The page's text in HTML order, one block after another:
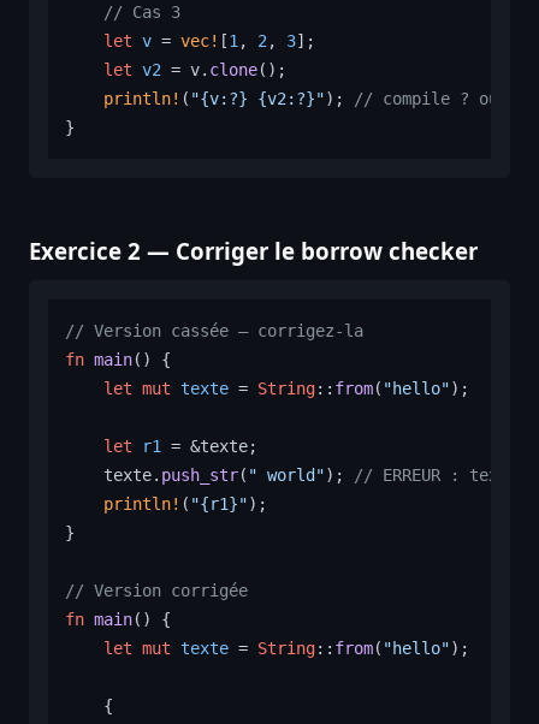
// Cas 3
let v = vec! [1 , 2 , 3];
let v2 = v. clone();
println! ( "{v:?} {v2:?}");
// compile ? oui —
Exercice 2 — Corriger le borrow checker
// Version cassée — corrigez-la
fn main() {
let mut texte = String:: from( "hello");
let r1 = &texte;
    texte.
push_str( " world"); // ERREUR : texte
println! ( "{r1}");
}
// Version corrigée
fn main() {
let mut texte = String:: from( "hello");
    {